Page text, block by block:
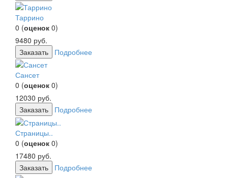
Таррино
0 (оценок 0)
9480 руб.
Заказать
Подробнее
Сансет
0 (оценок 0)
12030 руб.
Заказать
Подробнее
Страницы..
0 (оценок 0)
17480 руб.
Заказать
Подробнее